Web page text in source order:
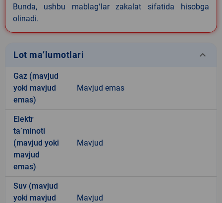
Bunda, ushbu mablagʻlar zakalat sifatida hisobga
olinadi.
Lot ma’lumotlari keyboard_arrow_down
Gaz (mavjud
yoki mavjud
emas)
Mavjud emas
Elektr
ta`minoti
(mavjud yoki
mavjud
emas)
Mavjud
Suv (mavjud
yoki mavjud
Mavjud